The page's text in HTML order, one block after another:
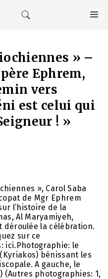
» –
Ephrem,
vers
est celui qui
! »
», Carol Saba
de Mgr Ephrem
l’histoire de la
Al Maryamiyeh,
déroulée la célébration.
sur ce
ici.Photographie: le
bénissant les
A gauche, le
(Autres photographies: 1,